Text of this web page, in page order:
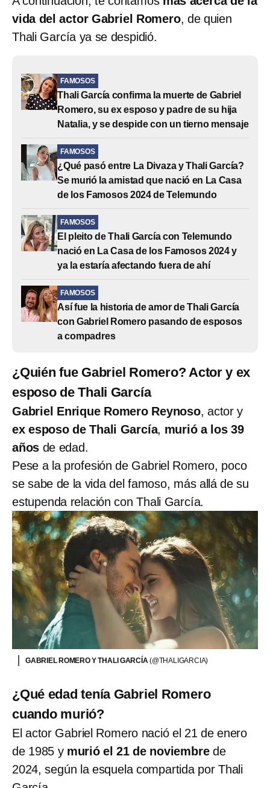
vida del actor Gabriel Romero, de quien
Thali García ya se despidió.
FAMOSOS
Thali García confirma la muerte de Gabriel
Romero, su ex esposo y padre de su hija
Natalia, y se despide con un tierno mensaje
FAMOSOS
¿Qué pasó entre La Divaza y Thali García?
Se murió la amistad que nació en La Casa
de los Famosos 2024 de Telemundo
FAMOSOS
El pleito de Thali García con Telemundo
nació en La Casa de los Famosos 2024 y
ya la estaría afectando fuera de ahí
FAMOSOS
Así fue la historia de amor de Thali García
con Gabriel Romero pasando de esposos
a compadres
¿Quién fue Gabriel Romero? Actor y ex
esposo de Thali García
Gabriel Enrique Romero Reynoso, actor y
ex esposo de Thali García, murió a los 39
años de edad.
Pese a la profesión de Gabriel Romero, poco
se sabe de la vida del famoso, más allá de su
estupenda relación con Thali García.
GABRIEL ROMERO Y THALI GARCÍA(@THALIGARCIA)
¿Qué edad tenía Gabriel Romero
cuando murió?
El actor Gabriel Romero nació el 21 de enero
de 1985 y murió el 21 de noviembrede
2024, según la esquela compartida por Thali